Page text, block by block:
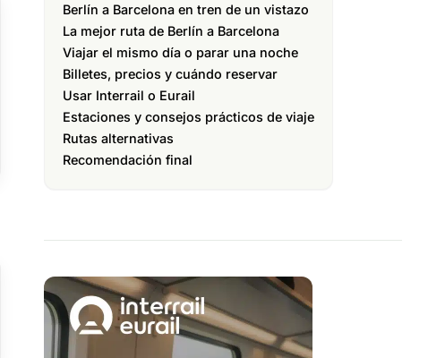
Berlín a Barcelona en tren de un vistazo
La mejor ruta de Berlín a Barcelona
Viajar el mismo día o parar una noche
Billetes, precios y cuándo reservar
Usar Interrail o Eurail
Estaciones y consejos prácticos de viaje
Rutas alternativas
Recomendación final